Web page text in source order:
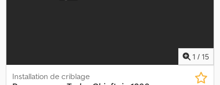
1 / 15
Installation de criblage